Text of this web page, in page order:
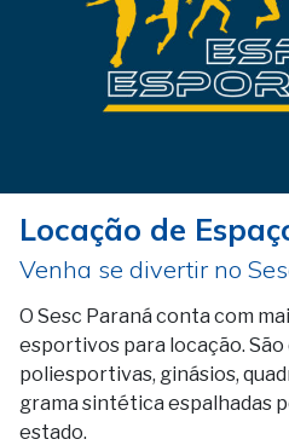
Locação de
Venha se divertir no
O Sesc Paraná conta com
esportivos para locação. São
poliesportivas, ginásios,
grama sintética espalhadas
estado.